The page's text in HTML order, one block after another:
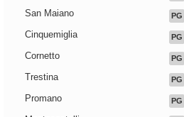
San Maiano PG
Cinquemiglia PG
Cornetto PG
Trestina PG
Promano PG